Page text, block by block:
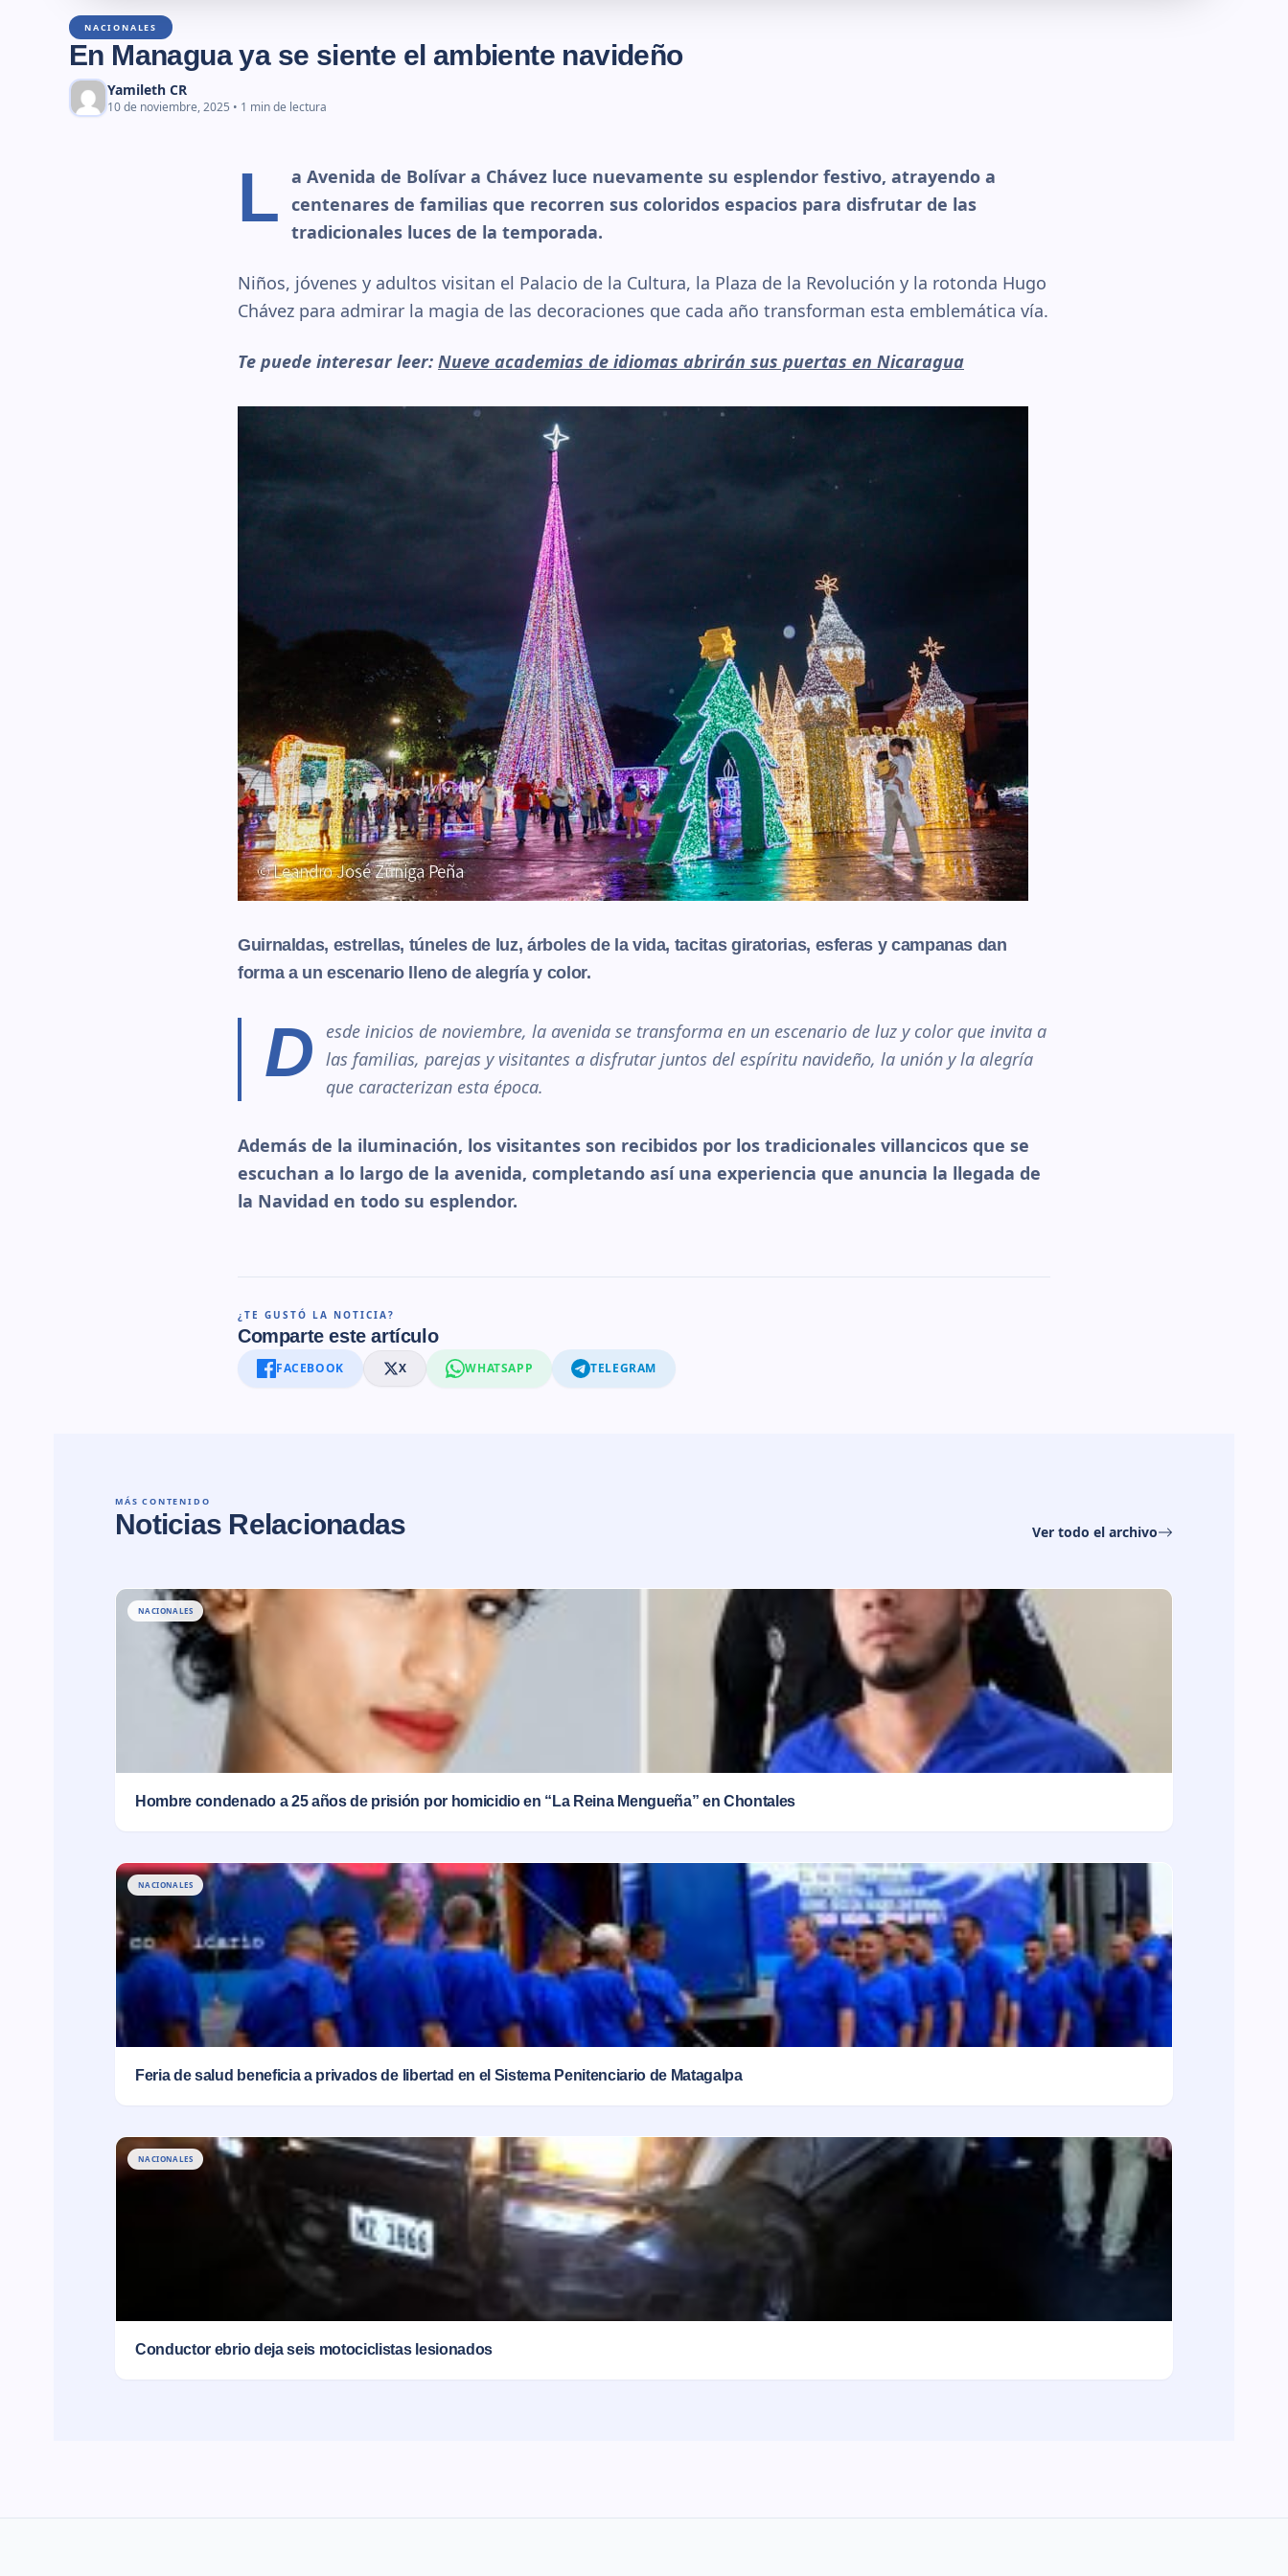
NACIONALES
En Managua ya se siente el ambiente navideño
Yamileth CR
10 de noviembre, 2025 • 1 min de lectura
L a Avenida de Bolívar a Chávez luce nuevamente su esplendor festivo, atrayendo a
centenares de familias que recorren sus coloridos espacios para disfrutar de las
tradicionales luces de la temporada.
Niños, jóvenes y adultos visitan el Palacio de la Cultura, la Plaza de la Revolución y la rotonda Hugo
Chávez para admirar la magia de las decoraciones que cada año transforman esta emblemática vía.
Te puede interesar leer: Nueve academias de idiomas abrirán sus puertas en Nicaragua
Guirnaldas, estrellas, túneles de luz, árboles de la vida, tacitas giratorias, esferas y campanas dan
forma a un escenario lleno de alegría y color.
D
esde inicios de noviembre, la avenida se transforma en un escenario de luz y color que invita a
las familias, parejas y visitantes a disfrutar juntos del espíritu navideño, la unión y la alegría
que caracterizan esta época.
Además de la iluminación, los visitantes son recibidos por los tradicionales villancicos que se
escuchan a lo largo de la avenida, completando así una experiencia que anuncia la llegada de
la Navidad en todo su esplendor.
¿TE GUSTÓ LA NOTICIA?
Comparte este artículo
FACEBOOK X WHATSAPP TELEGRAM
MÁS CONTENIDO
Noticias Relacionadas Ver todo el archivo
NACIONALES
Hombre condenado a 25 años de prisión por homicidio en “La Reina Mengueña” en Chontales
NACIONALES
Feria de salud beneficia a privados de libertad en el Sistema Penitenciario de Matagalpa
NACIONALES
Conductor ebrio deja seis motociclistas lesionados